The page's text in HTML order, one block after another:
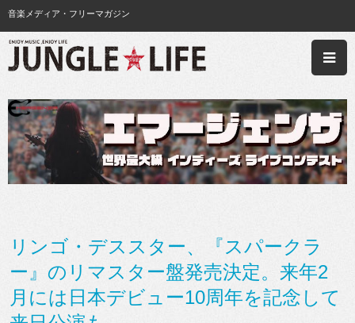
音楽メディア・フリーマガジン
リンゴ・デススター、『スパークラ
ー』のリマスター盤発売決定。来年2
月には日本デビュー10周年を記念して